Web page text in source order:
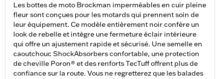
Les bottes de moto Brockman imperméables en cuir pleine
fleur sont conçues pour les motards qui prennent soin de
leur équipement. Ce modèle entièrement noir confère un
look de rebelle et intègre une fermeture éclair intérieure
qui offre un ajustement rapide et sécurisé. Une semelle en
caoutchouc ShockAbsorbers confortable, une protection
de cheville Poron® et des renforts TecTuff offrent plus de
confiance sur la route. Vous ne regretterez que les balades